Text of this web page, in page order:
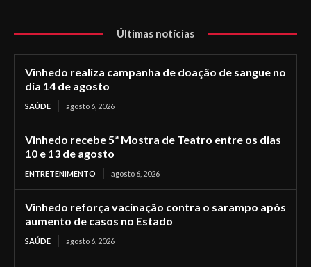
Últimas notícias
Vinhedo realiza campanha de doação de sangue no
dia 14 de agosto
SAÚDE agosto 6, 2026
Vinhedo recebe 5ª Mostra de Teatro entre os dias
10 e 13 de agosto
ENTRETENIMENTO agosto 6, 2026
Vinhedo reforça vacinação contra o sarampo após
aumento de casos no Estado
SAÚDE agosto 6, 2026